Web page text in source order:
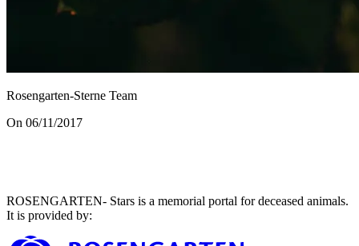
Rosengarten-Sterne Team
On 06/11/2017
ROSENGARTEN- Stars is a memorial portal for deceased animals.
It is provided by: